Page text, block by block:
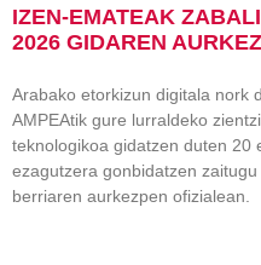
IZEN-EMATEAK
2026 GIDAREN
Arabako etorkizun digitala nork
AMPEAtik gure lurraldeko
teknologikoa gidatzen duten 20
ezagutzera gonbidatzen
berriaren aurkezpen ofizialean.